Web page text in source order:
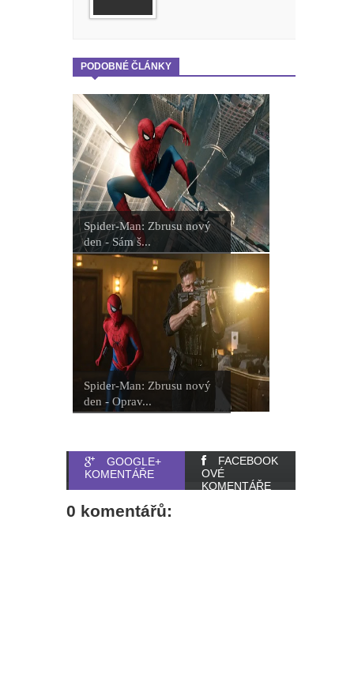
PODOBNÉ ČLÁNKY
Spider-Man: Zbrusu nový
den - Sám š...
Spider-Man: Zbrusu nový
den - Oprav...
GOOGLE+
KOMENTÁŘE
FACEBOOK
OVÉ
KOMENTÁŘE
0 komentářů: